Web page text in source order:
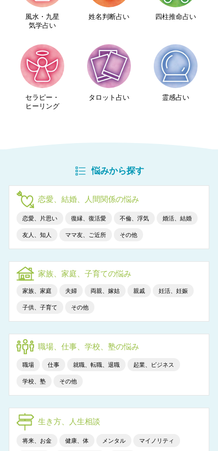
風水・九星
気学占い
姓名判断占い 四柱推命占い
セラピー・
ヒーリング
タロット占い 霊感占い
悩みから探す
恋愛、結婚、人間関係の悩み
恋愛、片思い 復縁、復活愛 不倫、浮気 婚活、結婚
友人、知人 ママ友、ご近所 その他
家族、家庭、子育ての悩み
家族、家庭 夫婦 両親、嫁姑 親戚 妊活、妊娠
子供、子育て その他
職場、仕事、学校、塾の悩み
職場 仕事 就職、転職、退職 起業、ビジネス
学校、塾 その他
生き方、人生相談
将来、お金 健康、体 メンタル マイノリティ